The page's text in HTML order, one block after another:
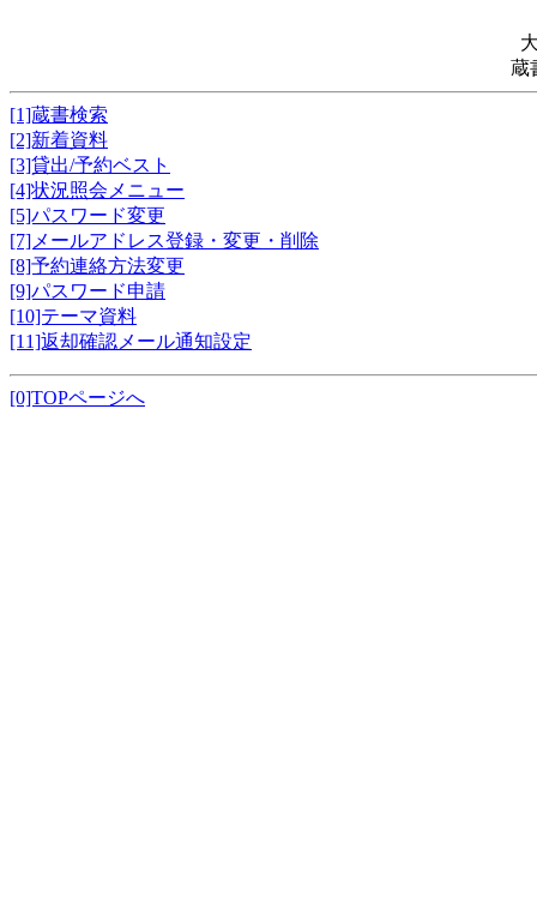
蔵
[1]蔵書検索
[2]新着資料
[3]貸出/予約ベスト
[4]状況照会メニュー
[5]パスワード変更
[7]メールアドレス登録・変更・削除
[8]予約連絡方法変更
[9]パスワード申請
[10]テーマ資料
[11]返却確認メール通知設定
[0]TOPページへ